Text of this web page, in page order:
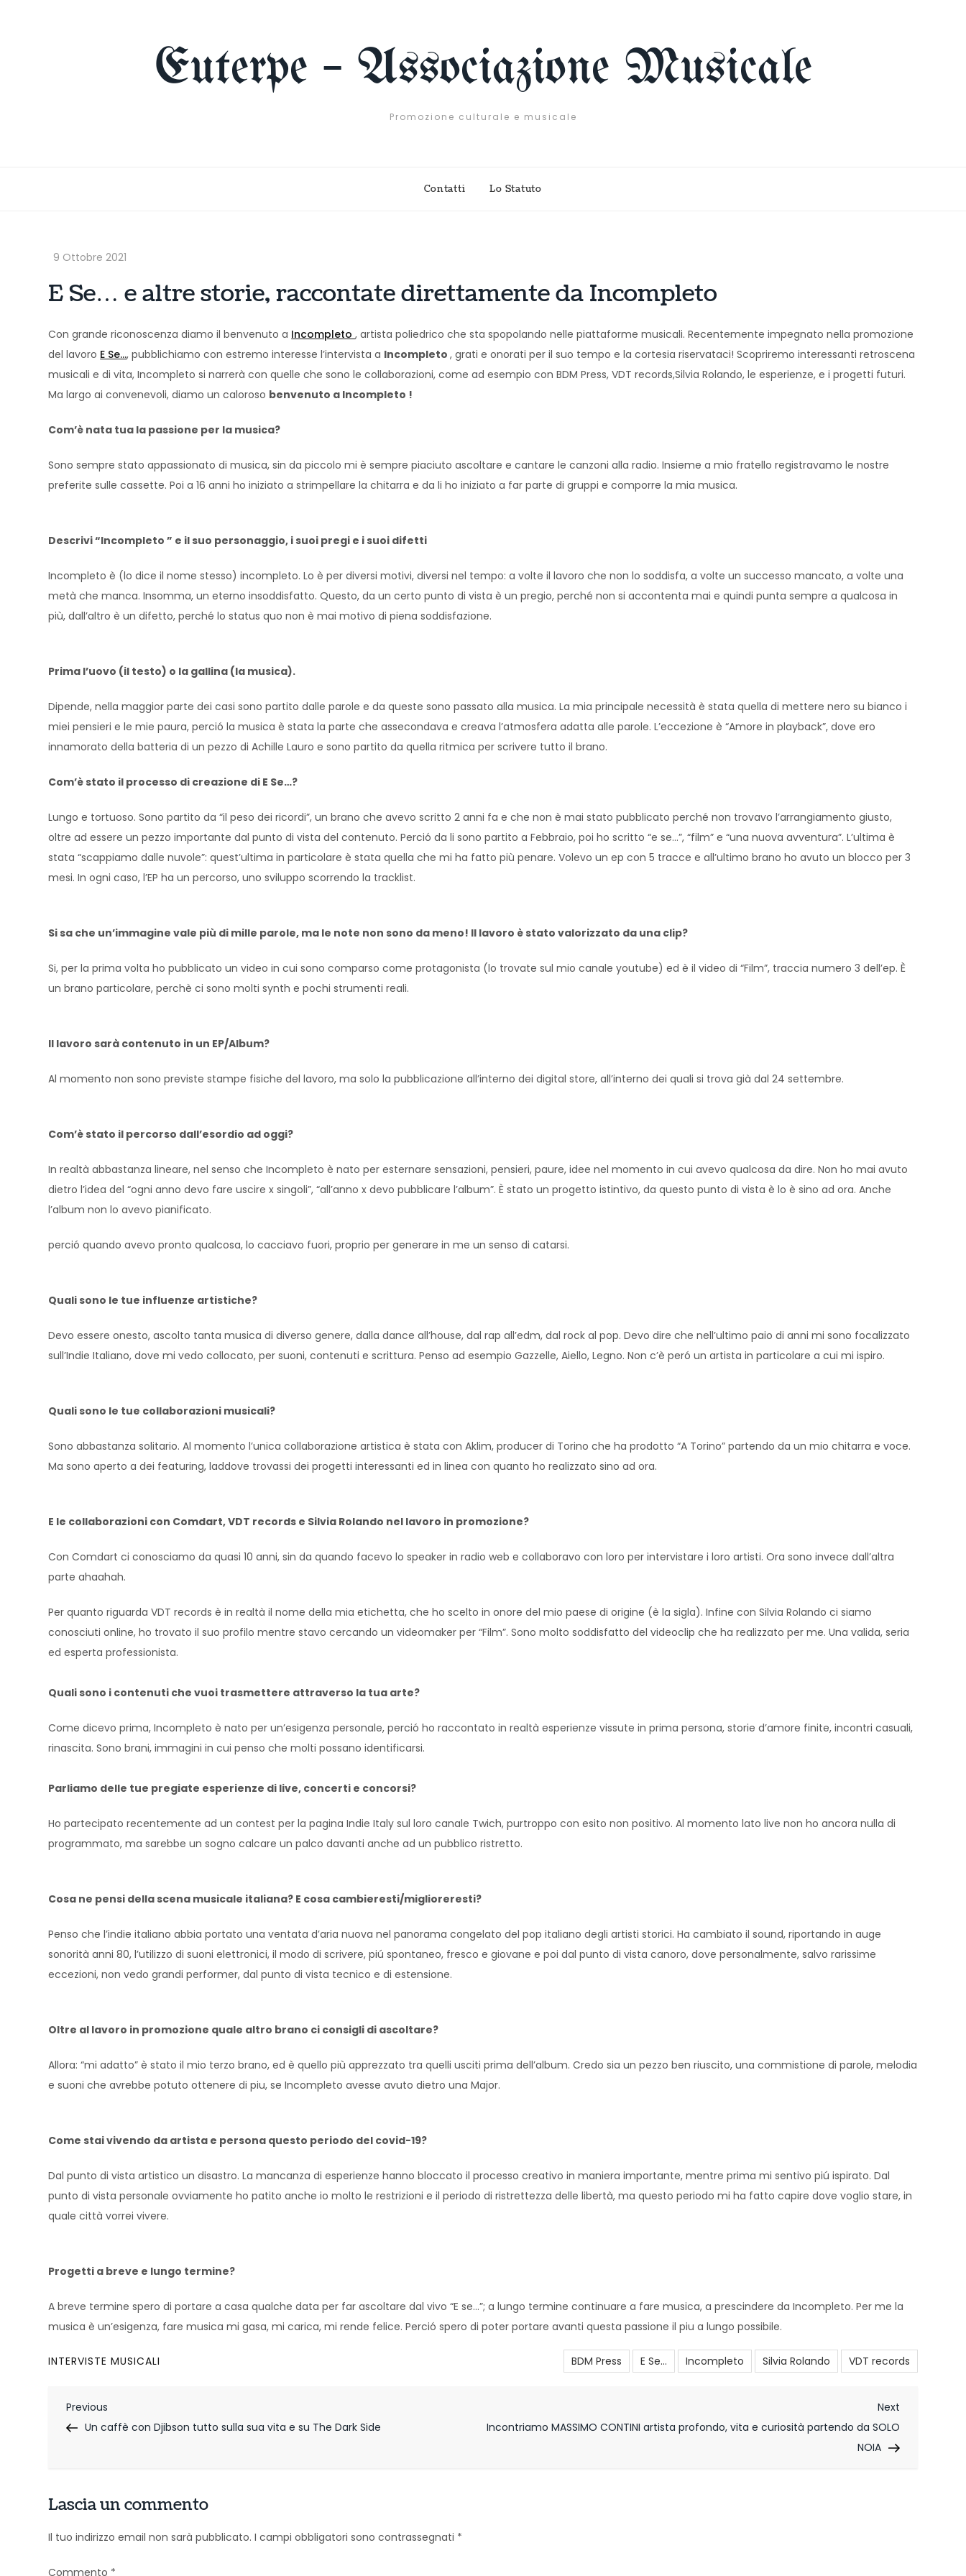
Euterpe – Associazione Musicale
Promozione culturale e musicale
Contatti Lo Statuto
E Se… e altre storie, raccontate direttamente da Incompleto
Con grande riconoscenza diamo il benvenuto a Incompleto, artista poliedrico che sta spopolando nelle piattaforme musicali. Recentemente impegnato nella promozione
del lavoro E Se…, pubblichiamo con estremo interesse l’intervista a Incompleto, grati e onorati per il suo tempo e la cortesia riservataci! Scopriremo interessanti retroscena
musicali e di vita, Incompleto si narrerà con quelle che sono le collaborazioni, come ad esempio con BDM Press, VDT records,Silvia Rolando, le esperienze, e i progetti futuri.
Ma largo ai convenevoli, diamo un caloroso benvenuto a Incompleto !
Com’è nata tua la passione per la musica?
Sono sempre stato appassionato di musica, sin da piccolo mi è sempre piaciuto ascoltare e cantare le canzoni alla radio. Insieme a mio fratello registravamo le nostre
preferite sulle cassette. Poi a 16 anni ho iniziato a strimpellare la chitarra e da li ho iniziato a far parte di gruppi e comporre la mia musica.
Descrivi “Incompleto ” e il suo personaggio, i suoi pregi e i suoi difetti
Incompleto è (lo dice il nome stesso) incompleto. Lo è per diversi motivi, diversi nel tempo: a volte il lavoro che non lo soddisfa, a volte un successo mancato, a volte una
metà che manca. Insomma, un eterno insoddisfatto. Questo, da un certo punto di vista è un pregio, perché non si accontenta mai e quindi punta sempre a qualcosa in
più, dall’altro è un difetto, perché lo status quo non è mai motivo di piena soddisfazione.
Prima l’uovo (il testo) o la gallina (la musica).
Dipende, nella maggior parte dei casi sono partito dalle parole e da queste sono passato alla musica. La mia principale necessità è stata quella di mettere nero su bianco i
miei pensieri e le mie paura, perció la musica è stata la parte che assecondava e creava l’atmosfera adatta alle parole. L’eccezione è “Amore in playback”, dove ero
innamorato della batteria di un pezzo di Achille Lauro e sono partito da quella ritmica per scrivere tutto il brano.
Com’è stato il processo di creazione di E Se…?
Lungo e tortuoso. Sono partito da “il peso dei ricordi”, un brano che avevo scritto 2 anni fa e che non è mai stato pubblicato perché non trovavo l’arrangiamento giusto,
oltre ad essere un pezzo importante dal punto di vista del contenuto. Perció da li sono partito a Febbraio, poi ho scritto “e se…”, “film” e “una nuova avventura”. L’ultima è
stata “scappiamo dalle nuvole”: quest’ultima in particolare è stata quella che mi ha fatto più penare. Volevo un ep con 5 tracce e all’ultimo brano ho avuto un blocco per 3
mesi. In ogni caso, l’EP ha un percorso, uno sviluppo scorrendo la tracklist.
Si sa che un’immagine vale più di mille parole, ma le note non sono da meno! Il lavoro è stato valorizzato da una clip?
Si, per la prima volta ho pubblicato un video in cui sono comparso come protagonista (lo trovate sul mio canale youtube) ed è il video di “Film”, traccia numero 3 dell’ep. È
un brano particolare, perchè ci sono molti synth e pochi strumenti reali.
Il lavoro sarà contenuto in un EP/Album?
Al momento non sono previste stampe fisiche del lavoro, ma solo la pubblicazione all’interno dei digital store, all’interno dei quali si trova già dal 24 settembre.
Com’è stato il percorso dall’esordio ad oggi?
In realtà abbastanza lineare, nel senso che Incompleto è nato per esternare sensazioni, pensieri, paure, idee nel momento in cui avevo qualcosa da dire. Non ho mai avuto
dietro l’idea del “ogni anno devo fare uscire x singoli”, “all’anno x devo pubblicare l’album”. È stato un progetto istintivo, da questo punto di vista è lo è sino ad ora. Anche
l’album non lo avevo pianificato.
perció quando avevo pronto qualcosa, lo cacciavo fuori, proprio per generare in me un senso di catarsi.
Quali sono le tue influenze artistiche?
Devo essere onesto, ascolto tanta musica di diverso genere, dalla dance all’house, dal rap all’edm, dal rock al pop. Devo dire che nell’ultimo paio di anni mi sono focalizzato
sull’Indie Italiano, dove mi vedo collocato, per suoni, contenuti e scrittura. Penso ad esempio Gazzelle, Aiello, Legno. Non c’è peró un artista in particolare a cui mi ispiro.
Quali sono le tue collaborazioni musicali?
Sono abbastanza solitario. Al momento l’unica collaborazione artistica è stata con Aklim, producer di Torino che ha prodotto “A Torino” partendo da un mio chitarra e voce.
Ma sono aperto a dei featuring, laddove trovassi dei progetti interessanti ed in linea con quanto ho realizzato sino ad ora.
E le collaborazioni con Comdart, VDT records e Silvia Rolando nel lavoro in promozione?
Con Comdart ci conosciamo da quasi 10 anni, sin da quando facevo lo speaker in radio web e collaboravo con loro per intervistare i loro artisti. Ora sono invece dall’altra
parte ahaahah.
Per quanto riguarda VDT records è in realtà il nome della mia etichetta, che ho scelto in onore del mio paese di origine (è la sigla). Infine con Silvia Rolando ci siamo
conosciuti online, ho trovato il suo profilo mentre stavo cercando un videomaker per “Film”. Sono molto soddisfatto del videoclip che ha realizzato per me. Una valida, seria
ed esperta professionista.
Quali sono i contenuti che vuoi trasmettere attraverso la tua arte?
Come dicevo prima, Incompleto è nato per un’esigenza personale, perció ho raccontato in realtà esperienze vissute in prima persona, storie d’amore finite, incontri casuali,
rinascita. Sono brani, immagini in cui penso che molti possano identificarsi.
Parliamo delle tue pregiate esperienze di live, concerti e concorsi?
Ho partecipato recentemente ad un contest per la pagina Indie Italy sul loro canale Twich, purtroppo con esito non positivo. Al momento lato live non ho ancora nulla di
programmato, ma sarebbe un sogno calcare un palco davanti anche ad un pubblico ristretto.
Cosa ne pensi della scena musicale italiana? E cosa cambieresti/miglioreresti?
Penso che l’indie italiano abbia portato una ventata d’aria nuova nel panorama congelato del pop italiano degli artisti storici. Ha cambiato il sound, riportando in auge
sonorità anni 80, l’utilizzo di suoni elettronici, il modo di scrivere, piú spontaneo, fresco e giovane e poi dal punto di vista canoro, dove personalmente, salvo rarissime
eccezioni, non vedo grandi performer, dal punto di vista tecnico e di estensione.
Oltre al lavoro in promozione quale altro brano ci consigli di ascoltare?
Allora: “mi adatto” è stato il mio terzo brano, ed è quello più apprezzato tra quelli usciti prima dell’album. Credo sia un pezzo ben riuscito, una commistione di parole, melodia
e suoni che avrebbe potuto ottenere di piu, se Incompleto avesse avuto dietro una Major.
Come stai vivendo da artista e persona questo periodo del covid-19?
Dal punto di vista artistico un disastro. La mancanza di esperienze hanno bloccato il processo creativo in maniera importante, mentre prima mi sentivo piú ispirato. Dal
punto di vista personale ovviamente ho patito anche io molto le restrizioni e il periodo di ristrettezza delle libertà, ma questo periodo mi ha fatto capire dove voglio stare, in
quale città vorrei vivere.
Progetti a breve e lungo termine?
A breve termine spero di portare a casa qualche data per far ascoltare dal vivo “E se…”; a lungo termine continuare a fare musica, a prescindere da Incompleto. Per me la
musica è un’esigenza, fare musica mi gasa, mi carica, mi rende felice. Perció spero di poter portare avanti questa passione il piu a lungo possibile.
INTERVISTE MUSICALI BDM Press E Se... Incompleto Silvia Rolando VDT records
N
a
i
a
Previous
Post
Previous
Un caffè con Djibson tutto sulla sua vita e su The Dark Side
Next
Post
Next
Incontriamo MASSIMO CONTINI artista profondo, vita e curiosità partendo da SOLO
NOIA
Lascia un commento
Il tuo indirizzo email non sarà pubblicato. I campi obbligatori sono contrassegnati *
Commento *